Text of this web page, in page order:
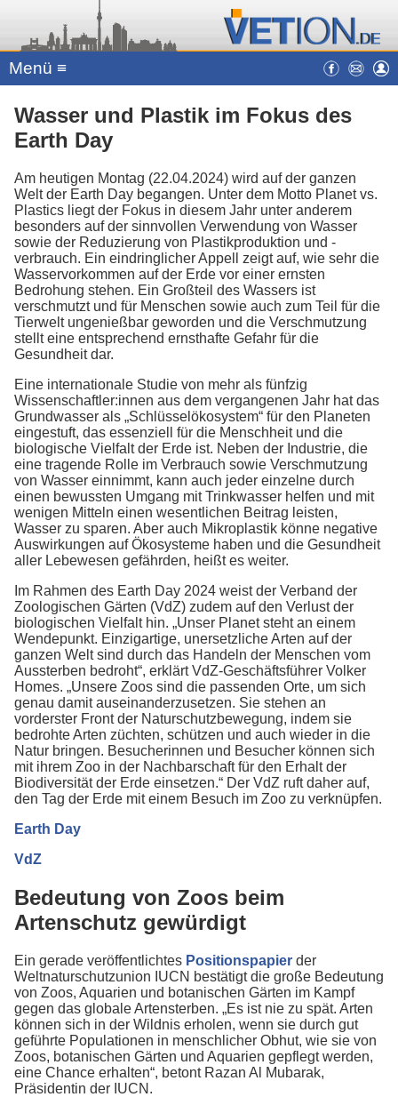
Menü ≡
Wasser und Plastik im Fokus des
Earth Day
Am heutigen Montag (22.04.2024) wird auf der ganzen
Welt der Earth Day begangen. Unter dem Motto Planet vs.
Plastics liegt der Fokus in diesem Jahr unter anderem
besonders auf der sinnvollen Verwendung von Wasser
sowie der Reduzierung von Plastikproduktion und -
verbrauch. Ein eindringlicher Appell zeigt auf, wie sehr die
Wasservorkommen auf der Erde vor einer ernsten
Bedrohung stehen. Ein Großteil des Wassers ist
verschmutzt und für Menschen sowie auch zum Teil für die
Tierwelt ungenießbar geworden und die Verschmutzung
stellt eine entsprechend ernsthafte Gefahr für die
Gesundheit dar.
Eine internationale Studie von mehr als fünfzig
Wissenschaftler:innen aus dem vergangenen Jahr hat das
Grundwasser als „Schlüsselökosystem“ für den Planeten
eingestuft, das essenziell für die Menschheit und die
biologische Vielfalt der Erde ist. Neben der Industrie, die
eine tragende Rolle im Verbrauch sowie Verschmutzung
von Wasser einnimmt, kann auch jeder einzelne durch
einen bewussten Umgang mit Trinkwasser helfen und mit
wenigen Mitteln einen wesentlichen Beitrag leisten,
Wasser zu sparen. Aber auch Mikroplastik könne negative
Auswirkungen auf Ökosysteme haben und die Gesundheit
aller Lebewesen gefährden, heißt es weiter.
Im Rahmen des Earth Day 2024 weist der Verband der
Zoologischen Gärten (VdZ) zudem auf den Verlust der
biologischen Vielfalt hin. „Unser Planet steht an einem
Wendepunkt. Einzigartige, unersetzliche Arten auf der
ganzen Welt sind durch das Handeln der Menschen vom
Aussterben bedroht“, erklärt VdZ-Geschäftsführer Volker
Homes. „Unsere Zoos sind die passenden Orte, um sich
genau damit auseinanderzusetzen. Sie stehen an
vorderster Front der Naturschutzbewegung, indem sie
bedrohte Arten züchten, schützen und auch wieder in die
Natur bringen. Besucherinnen und Besucher können sich
mit ihrem Zoo in der Nachbarschaft für den Erhalt der
Biodiversität der Erde einsetzen.“ Der VdZ ruft daher auf,
den Tag der Erde mit einem Besuch im Zoo zu verknüpfen.
Earth Day
VdZ
Bedeutung von Zoos beim
Artenschutz gewürdigt
Ein gerade veröffentlichtes Positionspapier der
Weltnaturschutzunion IUCN bestätigt die große Bedeutung
von Zoos, Aquarien und botanischen Gärten im Kampf
gegen das globale Artensterben. „Es ist nie zu spät. Arten
können sich in der Wildnis erholen, wenn sie durch gut
geführte Populationen in menschlicher Obhut, wie sie von
Zoos, botanischen Gärten und Aquarien gepflegt werden,
eine Chance erhalten“, betont Razan Al Mubarak,
Präsidentin der IUCN.